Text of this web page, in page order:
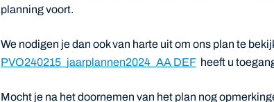
planning voort.
We nodigen je dan ook van harte uit om ons plan te
PVO240215_jaarplannen2024_AA DEFheeft u
Mocht je na het doornemen van het plan nog